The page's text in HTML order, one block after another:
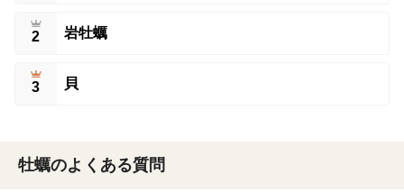
2 岩牡蠣
3 貝
牡蠣のよくある質問